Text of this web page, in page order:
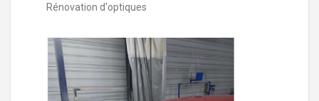
Rénovation d'optiques